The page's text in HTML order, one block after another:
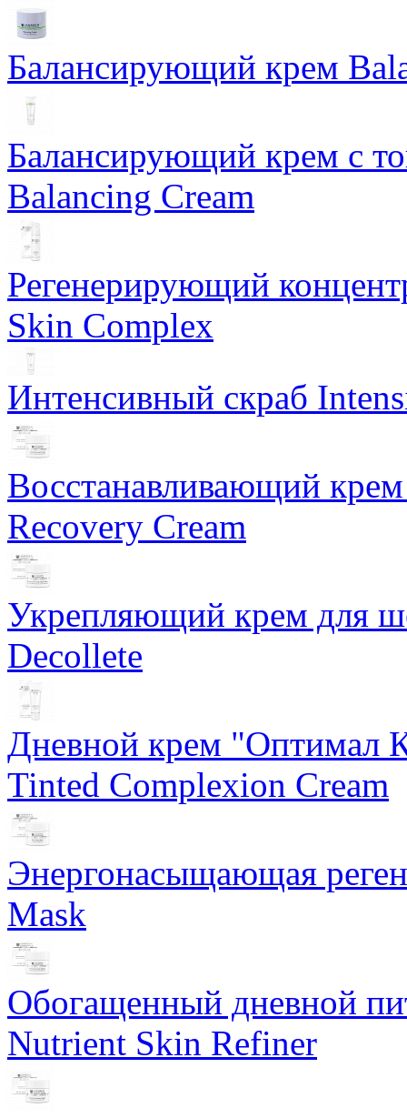
Балансирующий крем
Балансирующий крем с
Balancing Cream
Регенерирующий
Skin Complex
Интенсивный скраб
Восстанавливающий
Recovery Cream
Укрепляющий крем для
Decollete
Дневной крем "Оптимал
Tinted Complexion Cream
Энергонасыщающая
Mask
Обогащенный дневной
Nutrient Skin Refiner